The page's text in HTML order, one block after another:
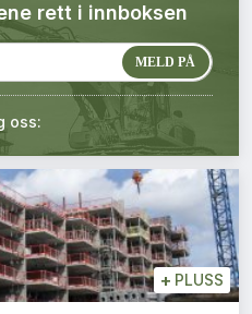
rett i innboksen
oss:
+ PLUSS